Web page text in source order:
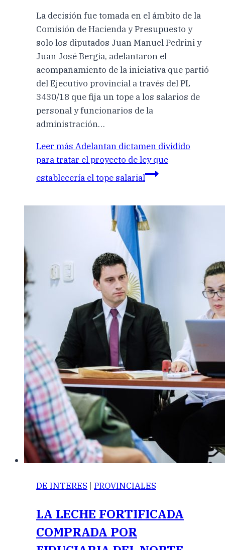
La decisión fue tomada en el ámbito de la
Comisión de Hacienda y Presupuesto y
solo los diputados Juan Manuel Pedrini y
Juan José Bergia, adelantaron el
acompañamiento de la iniciativa que partió
del Ejecutivo provincial a través del PL
3430/18 que fija un tope a los salarios de
personal y funcionarios de la
administración…
Leer más Adelantan dictamen dividido
para tratar el proyecto de ley que
establecería el tope salarial
DE INTERES | PROVINCIALES
LA LECHE FORTIFICADA
COMPRADA POR